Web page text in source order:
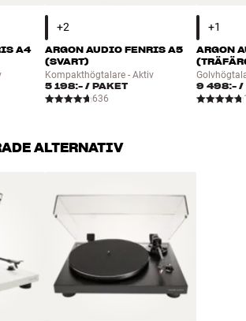
A4
ARGON AUDIO FENRIS A5
(SVART)
Kompakthögtalare - Aktiv
5 198:-/ PAKET
636
ARGON
9 498:- /
ALTERNATIV